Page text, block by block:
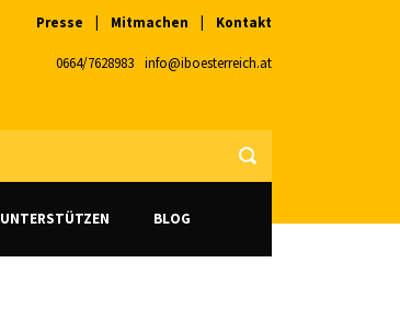
Presse Mitmachen Kontakt
0664/7628983 info@iboesterreich.at
UNTERSTÜTZEN BLOG